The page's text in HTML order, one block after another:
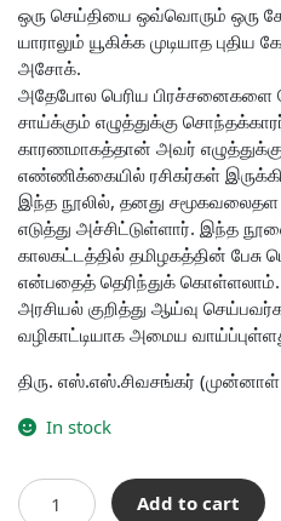
was:
₹270.00.
is:
ஒரு செய்தியை ஒவ்வொரும் ஒரு
யாராலும் யூகிக்க முடியாத
அசோக்.
அதேபோல பெரிய பிரச்சனைகளை
சாய்க்கும் எழுத்துக்கு
காரணமாகத்தான் அவர்
எண்ணிக்கையில் ரசிகர்கள்
இந்த நூலில், தனது சமூகவலைதள
எடுத்து அச்சிட்டுள்ளார். இந்த
காலகட்டத்தில் தமிழகத்தின் பேசு
என்பதைத் தெரிந்துக் கொள்ளலாம்.
அரசியல் குறித்து ஆய்வு
வழிகாட்டியாக அமைய
திரு. எஸ்.எஸ்.சிவசங்கர்
In stock
நாட்டைவிட்டு
Add to cart